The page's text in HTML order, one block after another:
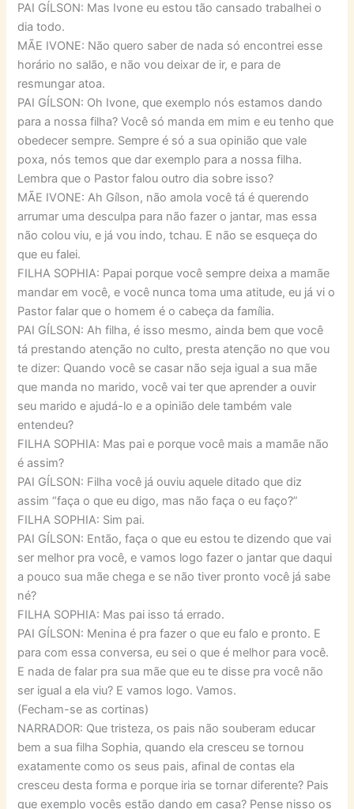
PAI GÍLSON: Mas Ivone eu estou tão cansado trabalhei o
dia todo.
MÃE IVONE: Não quero saber de nada só encontrei esse
horário no salão, e não vou deixar de ir, e para de
resmungar atoa.
PAI GÍLSON: Oh Ivone, que exemplo nós estamos dando
para a nossa filha? Você só manda em mim e eu tenho que
obedecer sempre. Sempre é só a sua opinião que vale
poxa, nós temos que dar exemplo para a nossa filha.
Lembra que o Pastor falou outro dia sobre isso?
MÃE IVONE: Ah Gílson, não amola você tá é querendo
arrumar uma desculpa para não fazer o jantar, mas essa
não colou viu, e já vou indo, tchau. E não se esqueça do
que eu falei.
FILHA SOPHIA: Papai porque você sempre deixa a mamãe
mandar em você, e você nunca toma uma atitude, eu já vi o
Pastor falar que o homem é o cabeça da família.
PAI GÍLSON: Ah filha, é isso mesmo, ainda bem que você
tá prestando atenção no culto, presta atenção no que vou
te dizer: Quando você se casar não seja igual a sua mãe
que manda no marido, você vai ter que aprender a ouvir
seu marido e ajudá-lo e a opinião dele também vale
entendeu?
FILHA SOPHIA: Mas pai e porque você mais a mamãe não
é assim?
PAI GÍLSON: Filha você já ouviu aquele ditado que diz
assim “faça o que eu digo, mas não faça o eu faço?”
FILHA SOPHIA: Sim pai.
PAI GÍLSON: Então, faça o que eu estou te dizendo que vai
ser melhor pra você, e vamos logo fazer o jantar que daqui
a pouco sua mãe chega e se não tiver pronto você já sabe
né?
FILHA SOPHIA: Mas pai isso tá errado.
PAI GÍLSON: Menina é pra fazer o que eu falo e pronto. E
para com essa conversa, eu sei o que é melhor para você.
E nada de falar pra sua mãe que eu te disse pra você não
ser igual a ela viu? E vamos logo. Vamos.
(Fecham-se as cortinas)
NARRADOR: Que tristeza, os pais não souberam educar
bem a sua filha Sophia, quando ela cresceu se tornou
exatamente como os seus pais, afinal de contas ela
cresceu desta forma e porque iria se tornar diferente? Pais
que exemplo vocês estão dando em casa? Pense nisso os